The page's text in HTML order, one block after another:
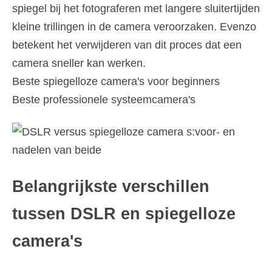
spiegel bij het fotograferen met langere sluitertijden
kleine trillingen in de camera veroorzaken. Evenzo
betekent het verwijderen van dit proces dat een
camera sneller kan werken.
Beste spiegelloze camera's voor beginners
Beste professionele systeemcamera's
Belangrijkste verschillen
tussen DSLR en spiegelloze
camera's